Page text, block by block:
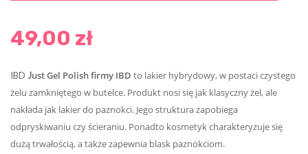
49,00 zł
IBD Just Gel Polish firmy IBD to lakier hybrydowy, w postaci czystego
żelu zamkniętego w butelce. Produkt nosi się jak klasyczny żel, ale
nakłada jak lakier do paznokci. Jego struktura zapobiega
odpryskiwaniu czy ścieraniu. Ponadto kosmetyk charakteryzuje się
dużą trwałością, a także zapewnia blask paznokciom.